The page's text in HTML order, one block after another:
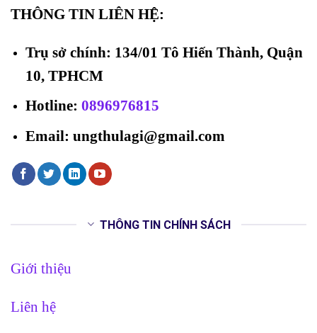
THÔNG TIN LIÊN HỆ:
Trụ sở chính: 134/01 Tô Hiến Thành, Quận
10, TPHCM
Hotline: 0896976815
Email: ungthulagi@gmail.com
THÔNG TIN CHÍNH SÁCH
Giới thiệu
Liên hệ